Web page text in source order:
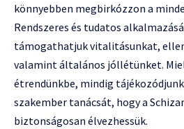
könnyebben megbirkózzon a
Rendszeres és tudatos
támogathatjuk vitalitásunkat,
valamint általános jóllétünket.
étrendünkbe, mindig
szakember tanácsát, hogy a
biztonságosan élvezhessük.